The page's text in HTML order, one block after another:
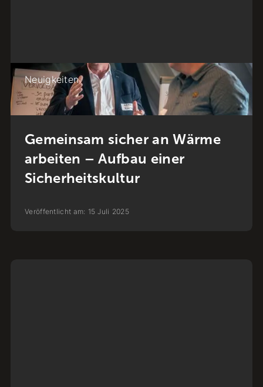
Neuigkeiten
Gemeinsam sicher an Wärme
arbeiten – Aufbau einer
Sicherheitskultur
Veröffentlicht am: 15 Juli 2025